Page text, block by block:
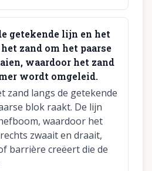
getekende lijn en het
zand om het paarse
waardoor het zand
wordt omgeleid.
zand langs de getekende
blok raakt. De lijn
waardoor het
zwaait en draait,
barrière creëert die de